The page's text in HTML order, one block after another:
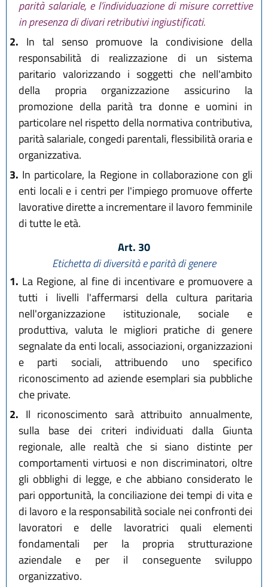
parità salariale, e l’individuazione di misure correttive
in presenza di divari retributivi ingiustificati.
2. In tal senso promuove la condivisione della
responsabilità di realizzazione di un sistema
paritario valorizzando i soggetti che nell'ambito
della propria organizzazione assicurino la
promozione della parità tra donne e uomini in
particolare nel rispetto della normativa contributiva,
parità salariale, congedi parentali, flessibilità oraria e
organizzativa.
3. In particolare, la Regione in collaborazione con gli
enti locali e i centri per l'impiego promuove offerte
lavorative dirette a incrementare il lavoro femminile
di tutte le età.
Art. 30
Etichetta di diversità e parità di genere
1. La Regione, al fine di incentivare e promuovere a
tutti i livelli l'affermarsi della cultura paritaria
nell'organizzazione istituzionale, sociale e
produttiva, valuta le migliori pratiche di genere
segnalate da enti locali, associazioni, organizzazioni
e parti sociali, attribuendo uno specifico
riconoscimento ad aziende esemplari sia pubbliche
che private.
2. Il riconoscimento sarà attribuito annualmente,
sulla base dei criteri individuati dalla Giunta
regionale, alle realtà che si siano distinte per
comportamenti virtuosi e non discriminatori, oltre
gli obblighi di legge, e che abbiano considerato le
pari opportunità, la conciliazione dei tempi di vita e
di lavoro e la responsabilità sociale nei confronti dei
lavoratori e delle lavoratrici quali elementi
fondamentali per la propria strutturazione
aziendale e per il conseguente sviluppo
organizzativo.